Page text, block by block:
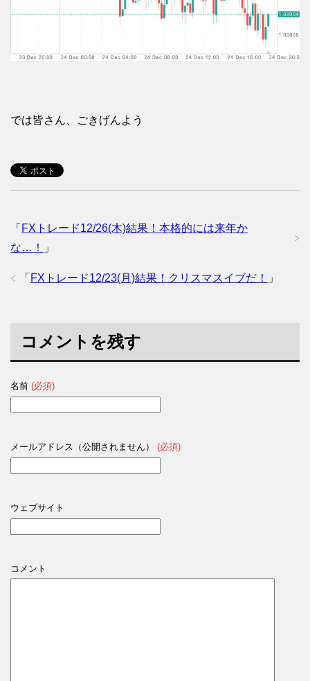
では皆さん、ごきげんよう
「 FXトレード12/26(木)結果！本格的には来年か
な…！
」
「 FXトレード12/23(月)結果！クリスマスイブだ！ 」
コメントを残す
名前 (必須)
メールアドレス（公開されません） (必須)
ウェブサイト
コメント